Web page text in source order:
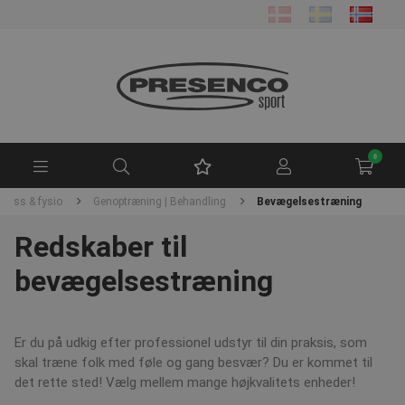
0
& fysio Genoptræning | Behandling Bevægelsestræning
Redskaber til
bevægelsestræning
Er du på udkig efter professionel udstyr til din praksis, som
skal træne folk med føle og gang besvær? Du er kommet til
det rette sted! Vælg mellem mange højkvalitets enheder!